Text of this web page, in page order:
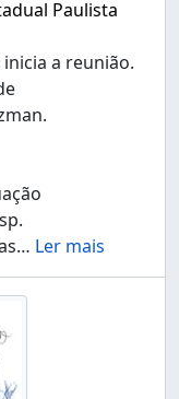
Paulista
a reunião.
… Ler mais